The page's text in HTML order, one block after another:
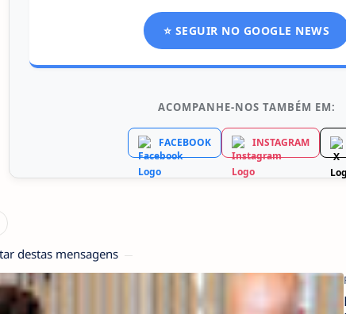
⭐ SEGUIR NO GOOGLE NEWS
ACOMPANHE-NOS TAMBÉM EM:
FACEBOOK INSTAGRAM
destas mensagens